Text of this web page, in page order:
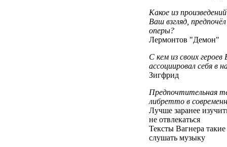
Какое из
Ваш взгляд,
оперы?
Лермонтов "Демон"
С кем из своих
ассоциировал себя в
Зигфрид
Предпочтительная
либретто в
Лучше заранее
не отвлекаться
Тексты Вагнера
слушать музыку